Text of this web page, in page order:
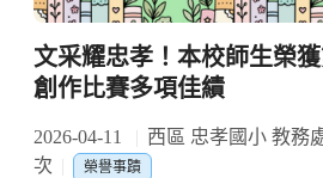
文采耀忠孝！本校師生榮
創作比賽多項佳績
2026-04-11 西區 忠孝國小 教務
次
榮譽事蹟